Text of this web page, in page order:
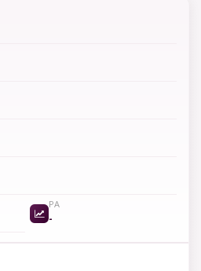
PA
-